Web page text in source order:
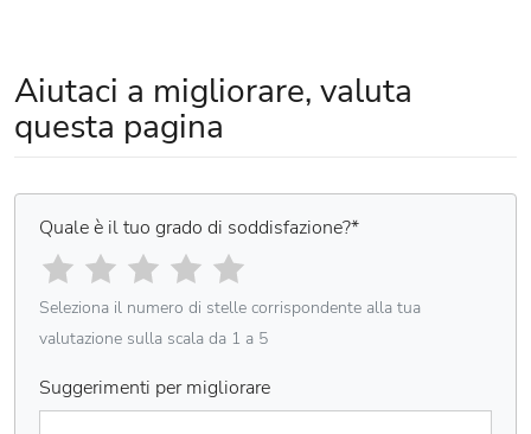
Aiutaci a migliorare, valuta
questa pagina
Quale è il tuo grado di soddisfazione?*
Seleziona il numero di stelle corrispondente alla tua
valutazione sulla scala da 1 a 5
Suggerimenti per migliorare